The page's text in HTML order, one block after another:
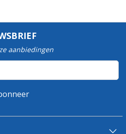
aanbiedingen